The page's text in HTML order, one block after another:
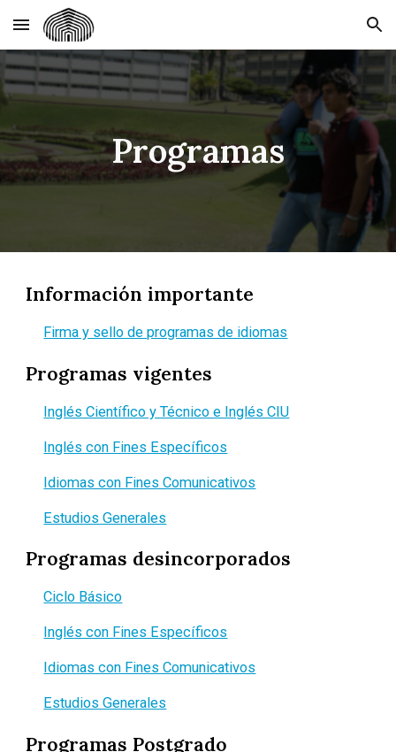
Skip to main content Skip to navigation
Programas
Información importante
Firma y sello de programas de idiomas
Programas vigentes
Inglés Científico y Técnico e Inglés CIU
Inglés con Fines Específicos
Idiomas con Fines Comunicativos
Estudios Generales
Programas desincorporados
Ciclo Básico
Inglés con Fines Específicos
Idiomas con Fines Comunicativos
Estudios Generales
Programas Postgrado